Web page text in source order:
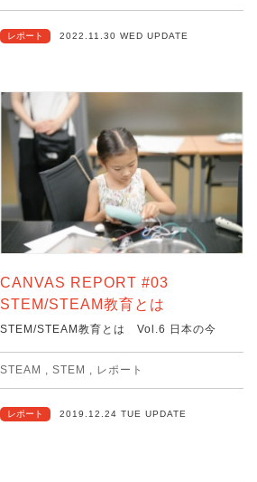
レポート 2022.11.30 WED UPDATE
CANVAS REPORT #03
STEM/STEAM教育とは
STEM/STEAM教育とは Vol.6 日本の今
STEAM , STEM , レポート
レポート 2019.12.24 TUE UPDATE